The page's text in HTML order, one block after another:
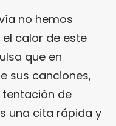
no hemos
calor de este
que en
sus canciones,
de
una cita rápida y